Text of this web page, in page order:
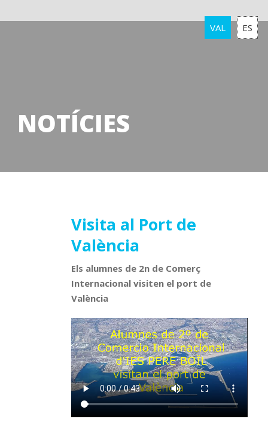
VAL ES
NOTÍCIES
Visita al Port de
València
Els alumnes de 2n de Comerç
Internacional visiten el port de
València